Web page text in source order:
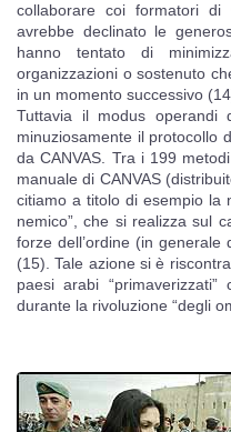
collaborare coi formatori di
avrebbe declinato le
hanno tentato di
organizzazioni o sostenuto
in un momento successivo
Tuttavia il modus operandi
minuziosamente il protocollo
da CANVAS. Tra i 199
manuale di CANVAS
citiamo a titolo di esempio la
nemico”, che si realizza sul
forze dell’ordine (in
(15). Tale azione si è
paesi arabi
durante la rivoluzione “degli